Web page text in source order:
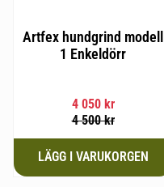
Artfex hundgrind modell
1 Enkeldörr
4 050kr
4 500kr